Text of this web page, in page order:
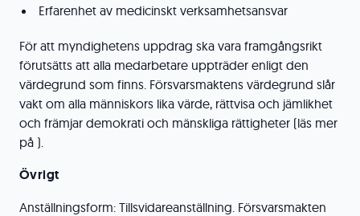
Erfarenhet av medicinskt verksamhetsansvar
För att myndighetens uppdrag ska vara framgångsrikt
förutsätts att alla medarbetare uppträder enligt den
värdegrund som finns. Försvarsmaktens värdegrund slår
vakt om alla människors lika värde, rättvisa och jämlikhet
och främjar demokrati och mänskliga rättigheter (läs mer
på ).
Övrigt
Anställningsform: Tillsvidareanställning. Försvarsmakten